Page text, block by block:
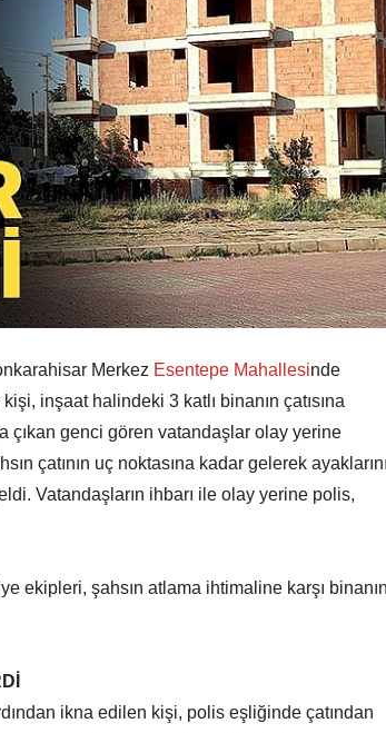
Merkez Esentepe Mahallesinde
inşaat halindeki 3 katlı binanın çatısına
çıkan genci gören vatandaşlar olay yerine
çatının uç noktasına kadar gelerek ayaklarını
Vatandaşların ihbarı ile olay yerine polis,
ekipleri, şahsın atlama ihtimaline karşı binanın
ikna edilen kişi, polis eşliğinde çatından